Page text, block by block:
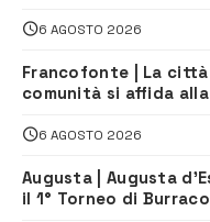
6 AGOSTO 2026
Francofonte | La
comunità si affida
6 AGOSTO 2026
Augusta | Augusta
il 1° Torneo di